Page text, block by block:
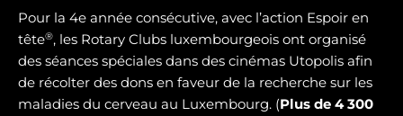
Pour la 4e année consécutive, avec l’action Espoir en
tête®, les Rotary Clubs luxembourgeois ont organisé
des séances spéciales dans des cinémas Utopolis afin
de récolter des dons en faveur de la recherche sur les
maladies du cerveau au Luxembourg. (Plus de 4 300